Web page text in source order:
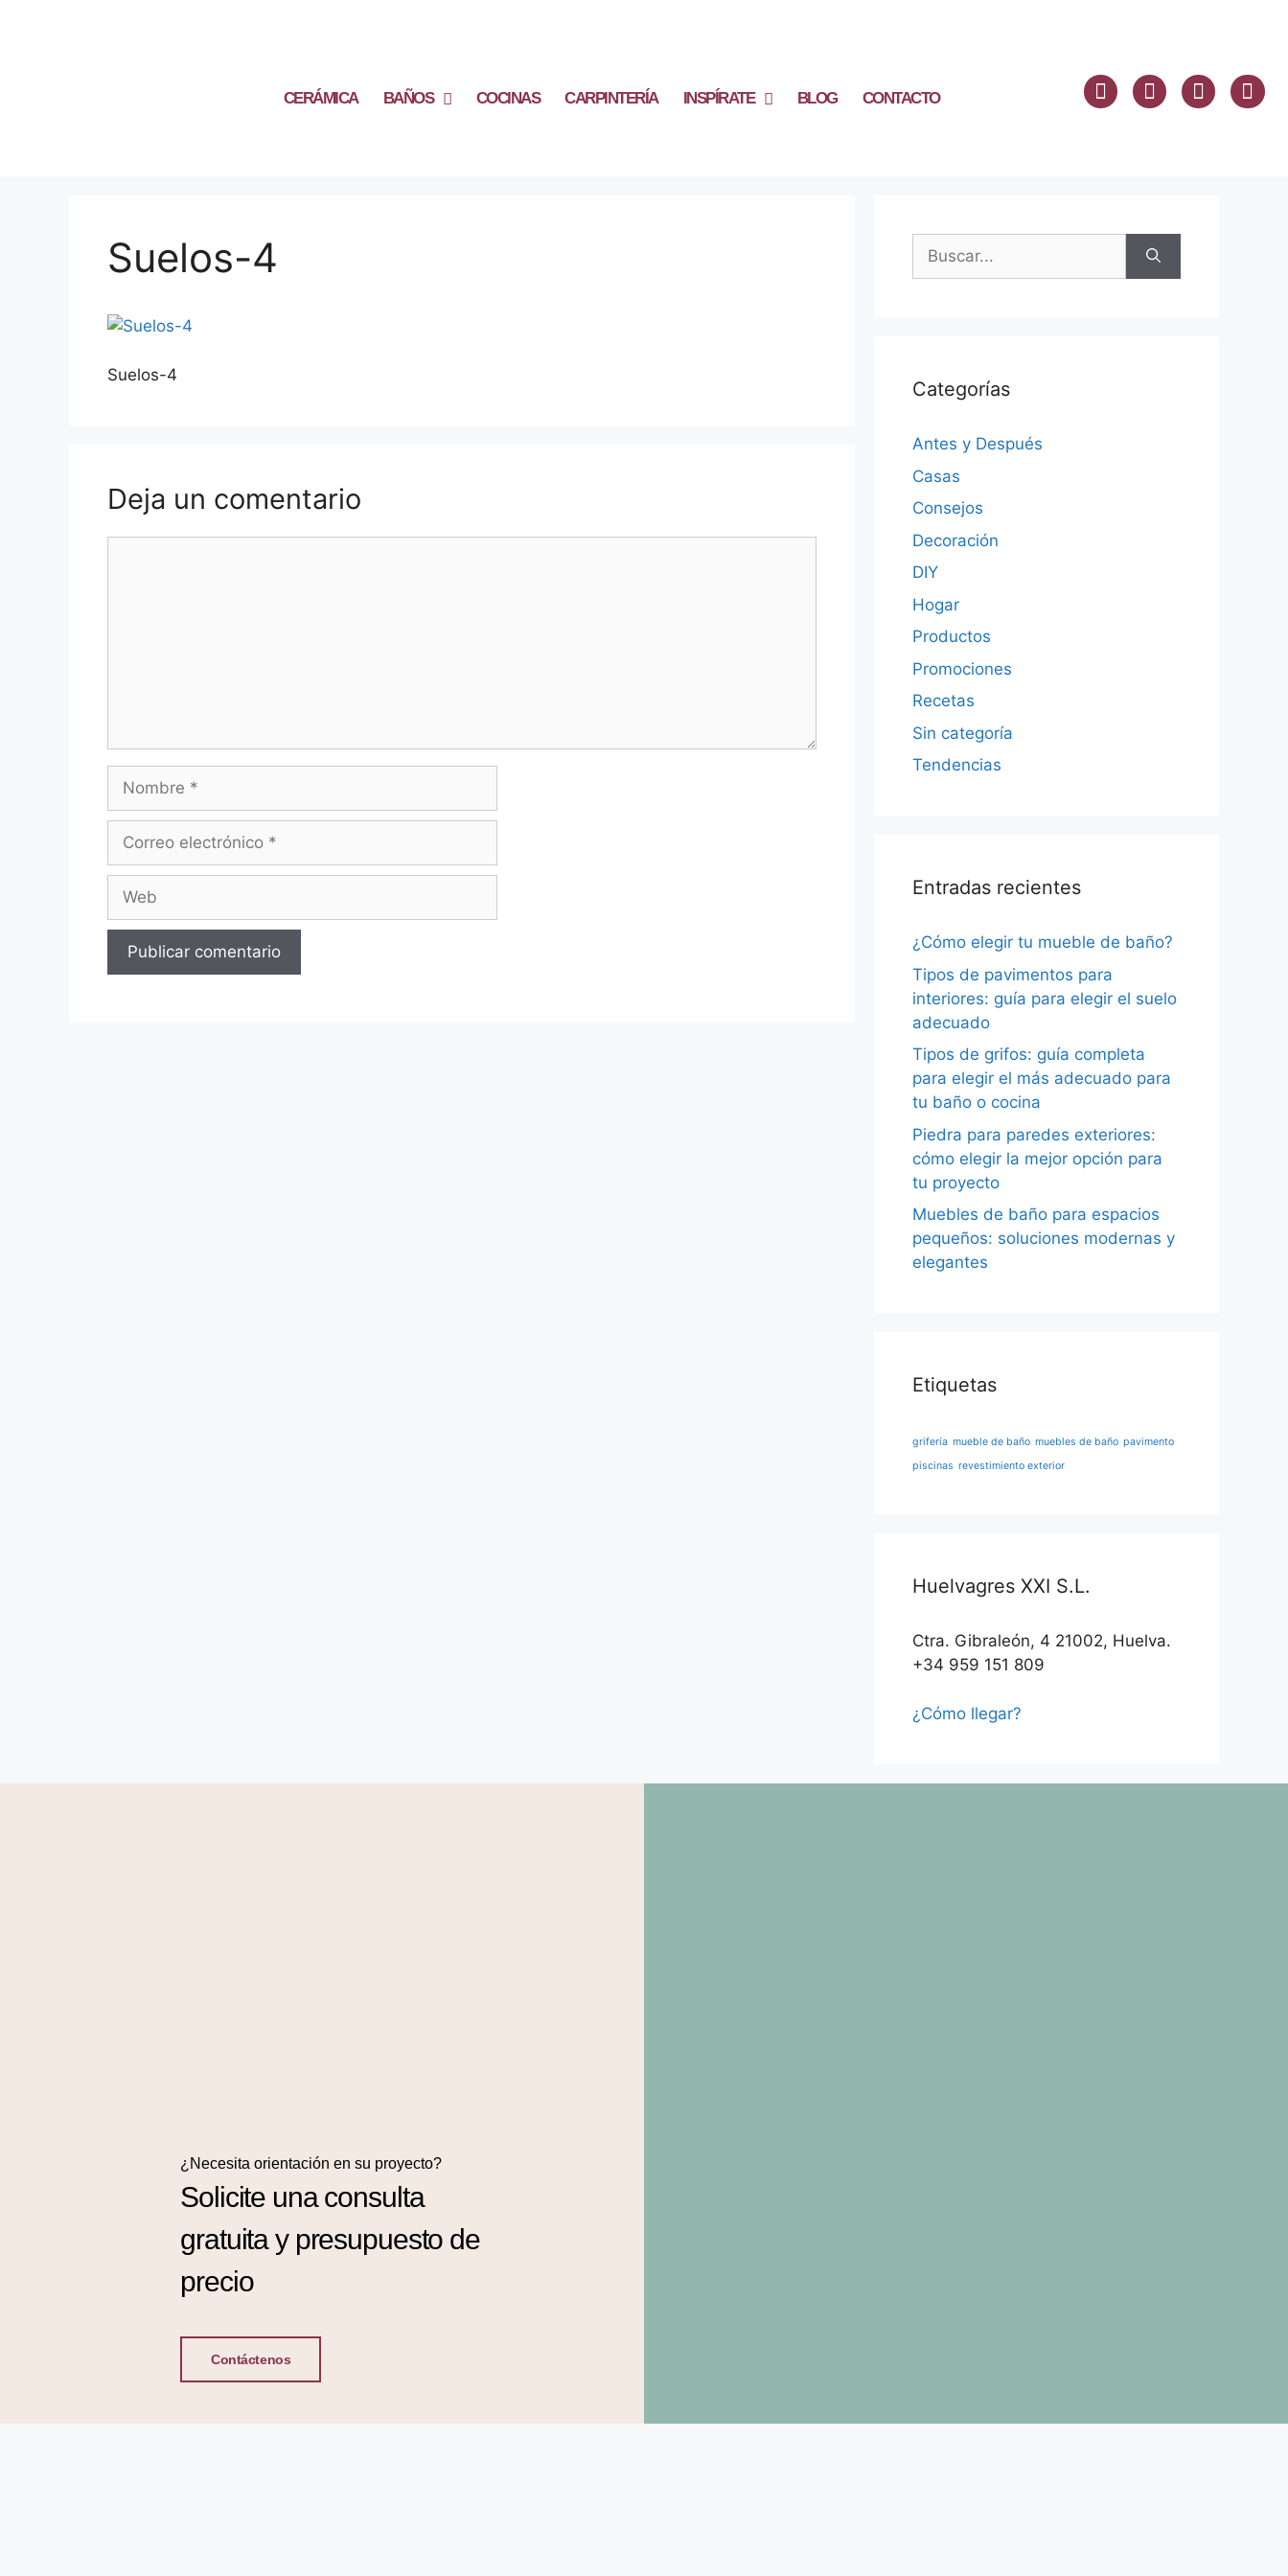
CERÁMICA BAÑOS COCINAS CARPINTERÍA INSPÍRATE BLOG CONTACTO
Suelos-4
Suelos-4
Deja un comentario
Categorías
Antes y Después
Casas
Consejos
Decoración
DIY
Hogar
Productos
Promociones
Recetas
Sin categoría
Tendencias
Entradas recientes
¿Cómo elegir tu mueble de baño?
Tipos de pavimentos para
interiores: guía para elegir el suelo
adecuado
Tipos de grifos: guía completa
para elegir el más adecuado para
tu baño o cocina
Piedra para paredes exteriores:
cómo elegir la mejor opción para
tu proyecto
Muebles de baño para espacios
pequeños: soluciones modernas y
elegantes
Etiquetas
grifería mueble de baño muebles de baño pavimento
piscinas revestimiento exterior
Huelvagres XXI S.L.
Ctra. Gibraleón, 4 21002, Huelva.
+34 959 151 809
¿Cómo llegar?
¿Necesita orientación en su proyecto?
Solicite una consulta
gratuita y presupuesto de
precio
Contáctenos